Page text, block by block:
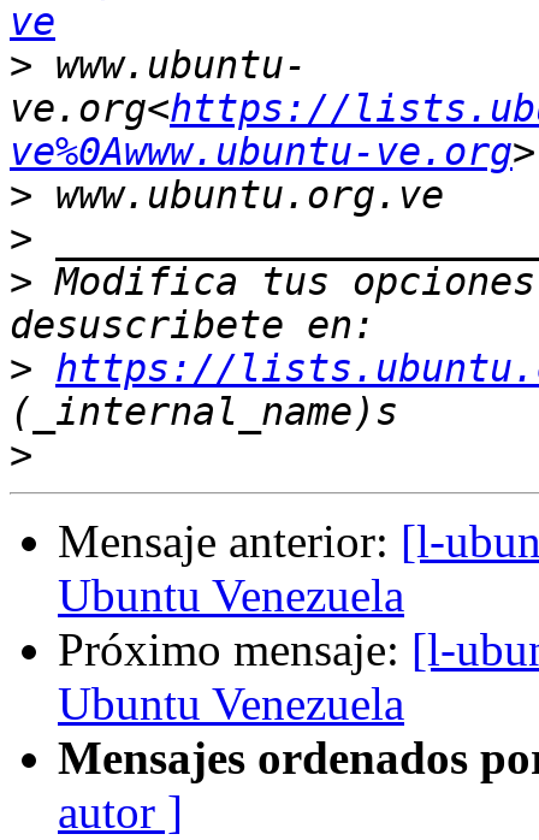
ve
> www.ubuntu-
ve.org<https://
ve%0Awww.ubuntu-ve.org
>
>
> Modifica tus
> https://
>
Mensaje anterior: [l-
Ubuntu Venezuela
Próximo mensaje: [l-
Ubuntu Venezuela
Mensajes ordenados
autor ]